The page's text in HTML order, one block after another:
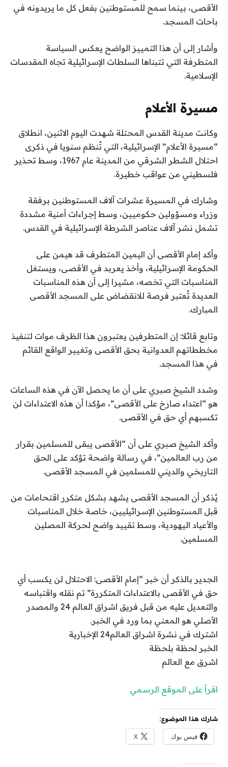
الأقصى، بينما سمح للمستوطنين بفعل كل ما يريدونه في
باحات المسجد.
وأشار إلى أن هذا التمييز الواضح يعكس السياسة
المتطرفة التي تتبناها السلطات الإسرائيلية تجاه المقدسات
الإسلامية.
مسيرة الأعلام
وكانت مدينة القدس المحتلة شهدت اليوم الاثنين، انطلاق
“مسيرة الأعلام” الإسرائيلية، التي تُنظم سنويا في ذكرى
احتلال الشطر الشرقي من المدينة عام 1967، وسط تحذير
فلسطيني من عواقب خطيرة.
وشارك في المسيرة عشرات آلاف المستوطنين برفقة
وزراء ومسؤولين حكوميين، وسط إجراءات أمنية مشددة
تشمل نشر آلاف عناصر الشرطة الإسرائيلية في القدس.
وأكد إمام الأقصى أن اليمين المتطرف قد هيمن على
الحكومة الإسرائيلية، وأخذ يعربد في الأقصى، ويستغل
المناسبات التي تخصه، مشيرا إلى أن هذه المناسبات
العديدة تُعتبر فرصة للانقضاض على المسجد الأقصى
المبارك.
وتابع قائلا: إن المتطرفين يعتبرون هذا الظرف موات لتنفيذ
مخططاتهم العدوانية بحق الأقصى وتغيير الواقع القائم
في هذا المسجد.
وشدد الشيخ صبري على أن ما يحصل الآن في هذه الساعات
هو “اعتداء صارخ على الأقصى”، مؤكدا أن هذه الاعتداءات لن
تكسبهم أي حق في الأقصى.
وأكد الشيخ صبري على أن “الأقصى يبقى للمسلمين بقرار
من رب العالمين”، في رسالة واضحة تؤكد على الحق
التاريخي والديني للمسلمين في المسجد الأقصى.
يُذكر أن المسجد الأقصى يشهد بشكل متكرر اقتحامات من
قبل المستوطنين الإسرائيليين، خاصة خلال المناسبات
والأعياد اليهودية، وسط تقييد واضح لحركة المصلين
المسلمين.
الجدير بالذكر أن خبر “إمام الأقصى: الاحتلال لن يكسب أي
حق في الأقصى بالاعتداءات المتكررة” تم نقله واقتباسه
والتعديل عليه من قبل فريق اشراق العالم 24 والمصدر
الأصلي هو المعني بما ورد في الخبر.
اشترك في نشرة اشراق العالم24 الإخبارية
الخبر لحظة بلحظة
اشرق مع العالم
اقرأ على الموقع الرسمي
شارك هذا الموضوع:
فيس بوك X